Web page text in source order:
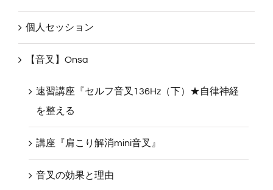
読むだけ１分の癒し
個人セッション
速習講座『セルフ音叉136Hz（下）★自律神経
を整える
講座『肩こり解消mini音叉』